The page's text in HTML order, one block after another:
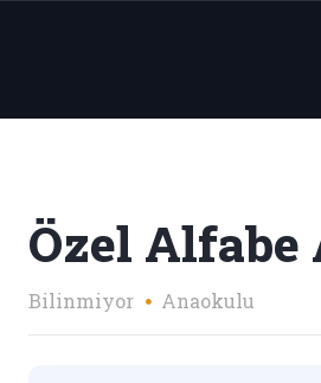
Özel
Bilinmiyor Anaokulu